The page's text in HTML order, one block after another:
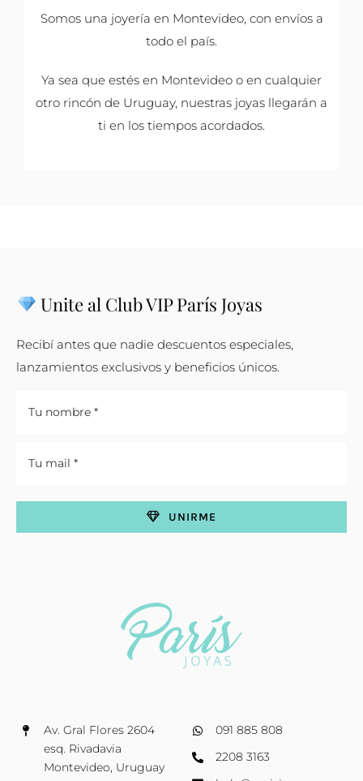
Somos una joyería en Montevideo, con envíos a
todo el país.
Ya sea que estés en Montevideo o en cualquier
otro rincón de Uruguay, nuestras joyas llegarán a
ti en los tiempos acordados.
Av. Gral Flores 2604
esq. Rivadavia
Montevideo, Uruguay
091 885 808
2208 3163
Unite al Club VIP París Joyas
Recibí antes que nadie descuentos especiales,
lanzamientos exclusivos y beneficios únicos.
UNIRME